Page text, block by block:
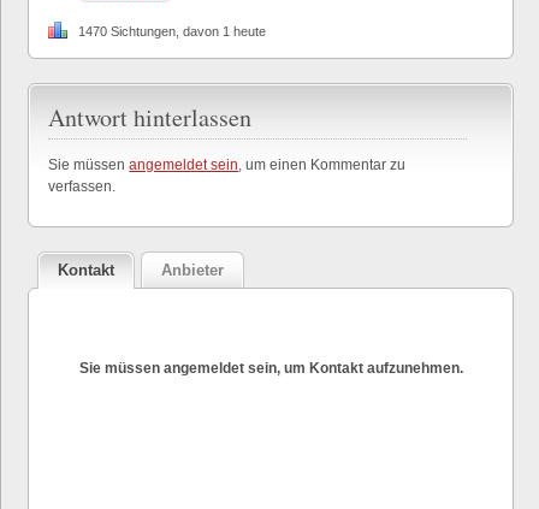
1470 Sichtungen, davon 1 heute
Antwort hinterlassen
Sie müssenangemeldet sein, um einen Kommentar zu
verfassen.
Kontakt Anbieter
Sie müssen angemeldet sein, um Kontakt aufzunehmen.